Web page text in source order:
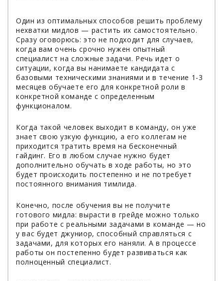
Один из оптимальных способов решить проблему
нехватки мидлов — растить их самостоятельно.
Сразу оговорюсь: это не подходит для случаев,
когда вам очень срочно нужен опытный
специалист на сложные задачи. Речь идет о
ситуации, когда вы нанимаете кандидата с
базовыми техническими знаниями и в течение 1-3
месяцев обучаете его для конкретной роли в
конкретной команде с определенным
функционалом.
Когда такой человек выходит в команду, он уже
знает свою узкую функцию, а его коллегам не
приходится тратить время на бесконечный
гайдинг. Его в любом случае нужно будет
дополнительно обучать в ходе работы, но это
будет происходить постепенно и не потребует
постоянного внимания тимлида.
Конечно, после обучения вы не получите
готового мидла: вырасти в грейде можно только
при работе с реальными задачами в команде — но
у вас будет джуниор, способный справляться с
задачами, для которых его наняли. А в процессе
работы он постепенно будет развиваться как
полноценный специалист.